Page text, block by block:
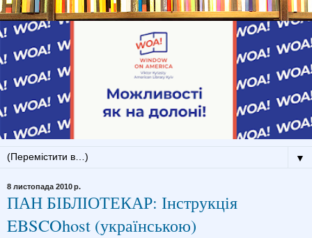
▼
8 листопада 2010 р.
ПАН БІБЛІОТЕКАР: Інструкція
EBSCOhost (українською)